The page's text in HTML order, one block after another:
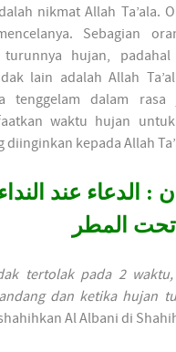
nikmat Allah Ta’ala.
Sebagian
turunnya hujan, padahal
lain adalah Allah
tenggelam dalam
waktu hujan
diinginkan kepada Allah
: الدعاء عند
تحت المطر
tertolak pada 2
dan ketika hujan
Al Albani di